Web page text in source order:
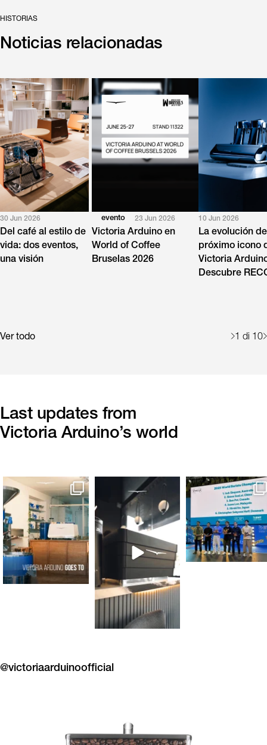
HISTORIAS
Noticias relacionadas
Ver todo 1 di 10
30 Jun 2026
Del café al estilo de
vida: dos eventos,
una visión
evento 23 Jun 2026
Victoria Arduino en
World of Coffee
Bruselas 2026
10 Jun 2026
La evolución
próximo icono
Victoria
Descubre
Last updates from
Victoria Arduino’s world
@victoriaarduinoofficial
500 8 305 1309 4